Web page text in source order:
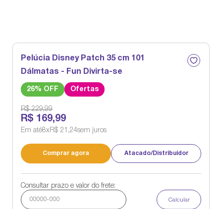
Pelúcia Disney Patch 35 cm 101
Dálmatas - Fun Divirta-se
26% OFF Ofertas
R$ 229,99
R$ 169,99
Em até8xR$ 21 ,24sem juros
Comprar agora Atacado/Distribuidor
Consultar prazo e valor do frete:
Calcular